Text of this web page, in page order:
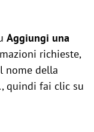
Aggiungi una
richieste,
nome della
quindi fai clic su